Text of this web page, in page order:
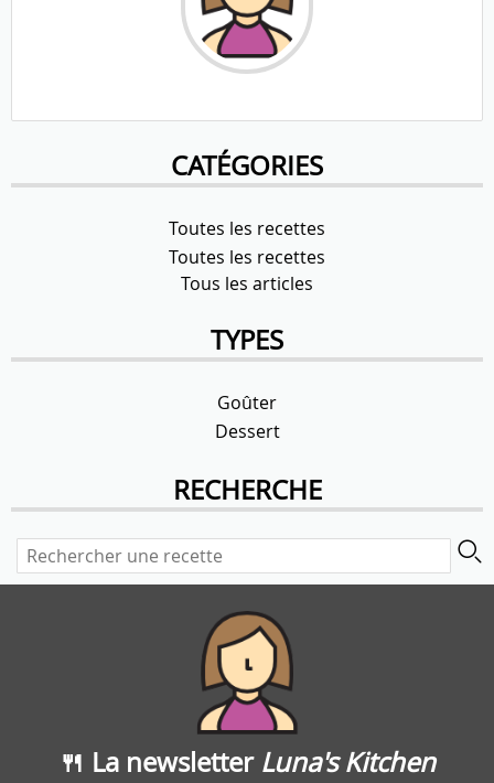
CATÉGORIES
Toutes les recettes
Toutes les recettes
Tous les articles
TYPES
Goûter
Dessert
RECHERCHE
🍴 La newsletter Luna's Kitchen